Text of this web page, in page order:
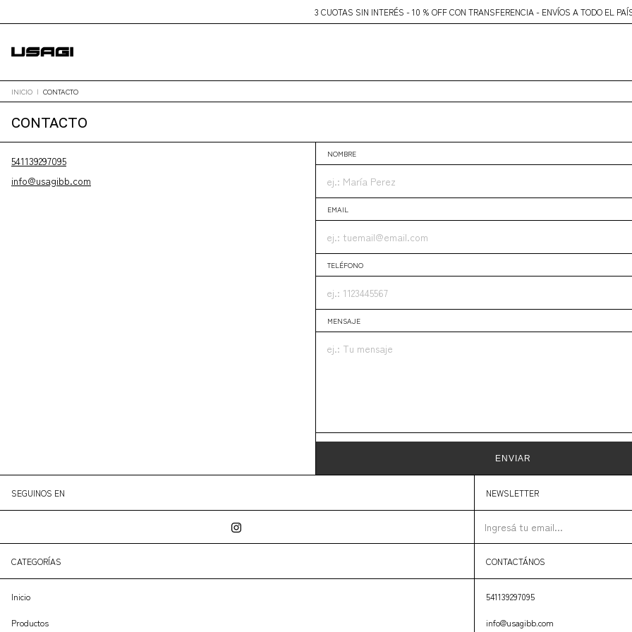
3 CUOTAS SIN INTERÉS - 10 % OFF CON TRANSFERENCIA - ENVÍOS A TODO EL
INICIO | CONTACTO
CONTACTO
541139297095
info@usagibb.com
NOMBRE
EMAIL
TELÉFONO
MENSAJE
ENVIAR
SEGUINOS EN NEWSLETTER
CATEGORÍAS
Inicio
Productos
CONTACTÁNOS
541139297095
info@usagibb.com